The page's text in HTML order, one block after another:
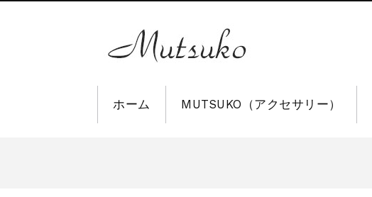
ホーム MUTSUKO（アクセサリー）